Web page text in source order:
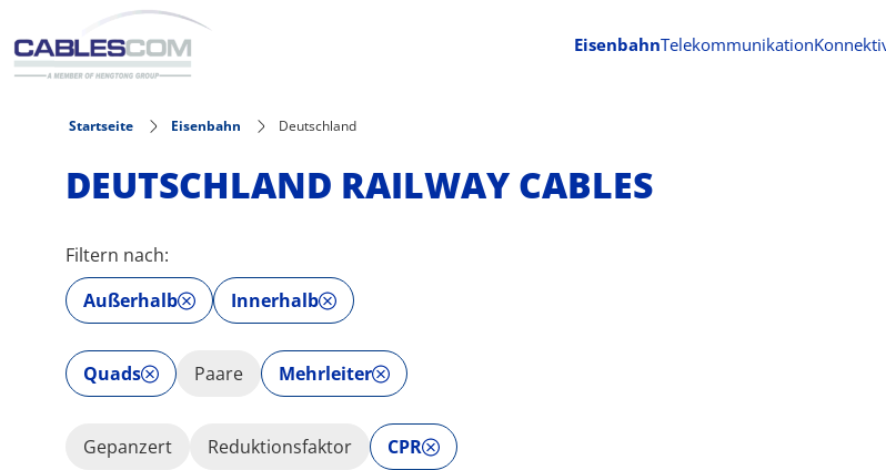
Direkt zum Inhalt
EisenbahnTelekommunikation
Startseite Eisenbahn Deutschland
DEUTSCHLAND RAILWAY CABLES
Filtern nach:
Außerhalb
Innerhalb
Quads Paare Mehrleiter
Gepanzert Reduktionsfaktor CPR